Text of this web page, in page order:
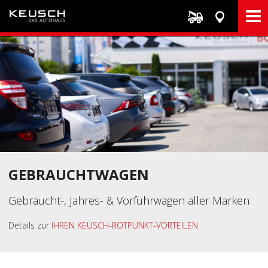
Direkt
zum
Inhalt
GEBRAUCHTWAGEN
Gebraucht-, Jahres- & Vorführwagen aller Marken
Details zur IHREN KEUSCH-ROTPUNKT-VORTEILEN